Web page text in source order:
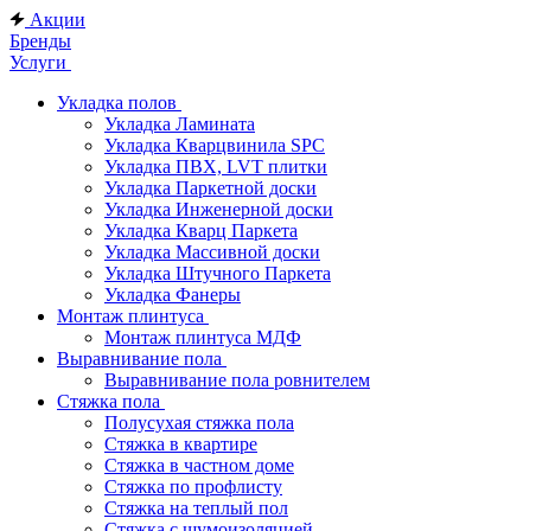
Акции
Бренды
Услуги
Укладка полов
Укладка Ламината
Укладка Кварцвинила SPC
Укладка ПВХ, LVT плитки
Укладка Паркетной доски
Укладка Инженерной доски
Укладка Кварц Паркета
Укладка Массивной доски
Укладка Штучного Паркета
Укладка Фанеры
Монтаж плинтуса
Монтаж плинтуса МДФ
Выравнивание пола
Выравнивание пола ровнителем
Стяжка пола
Полусухая стяжка пола
Стяжка в квартире
Стяжка в частном доме
Стяжка по профлисту
Стяжка на теплый пол